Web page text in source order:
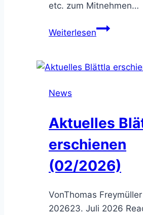
etc. zum Mitnehmen…
Weiterlesen
Oktober
ist
News
Aktuelles
erschienen
(02/2026)
VonThomas Freymüller
202623. Juli 2026